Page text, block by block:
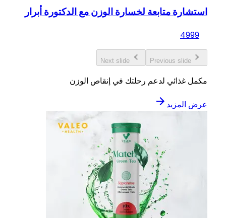
استشارة متابعة لخسارة الوزن مع الدكتورة أبرار
4999
Previous slide
Next slide
مكمل غذائي لدعم رحلتك في إنقاص الوزن
عرض المزيد